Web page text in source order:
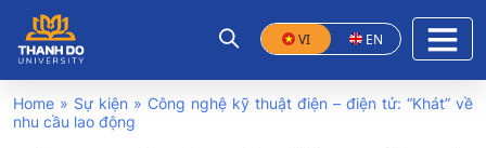
VI EN
Home » Sự kiện » Công nghệ kỹ thuật điện – điện tử: “Khát” về
nhu cầu lao động